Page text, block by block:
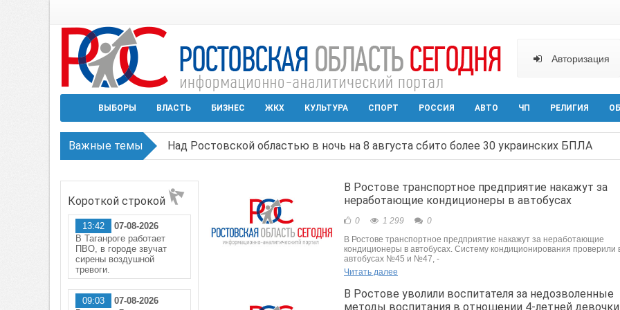
Авторизация
ВЫБОРЫ ВЛАСТЬ БИЗНЕС ЖКХ КУЛЬТУРА СПОРТ РОССИЯ АВТО ЧП РЕЛИГИЯ
Важные темы Над Ростовской областью в ночь на 8 августа сбито более 30 украинских БПЛА
Режим ЧС регионального характера начал действовать в Ростовской области с
В Чеховской библиотеке Таганрога открылась выставка посткроссинга
В Ростове задержан подозреваемый в ночном поджоге — сгорела АЗС и около двух
В Ростове транспортное предприятие накажут за
неработающие кондиционеры в автобусах
0 1 299
0
В Ростове транспортное предприятие накажут за неработающие
кондиционеры в автобусах. Систему кондиционирования проверили
автобусах №45 и №47, -
Читать далее
В Ростове уволили воспитателя за недозволенные
методы воспитания в отношении 4-летней девочки
Короткой строкой
13:42
07-08-2026
В Таганроге работает
ПВО, в городе звучат
сирены воздушной
тревоги.
09:03
07-08-2026